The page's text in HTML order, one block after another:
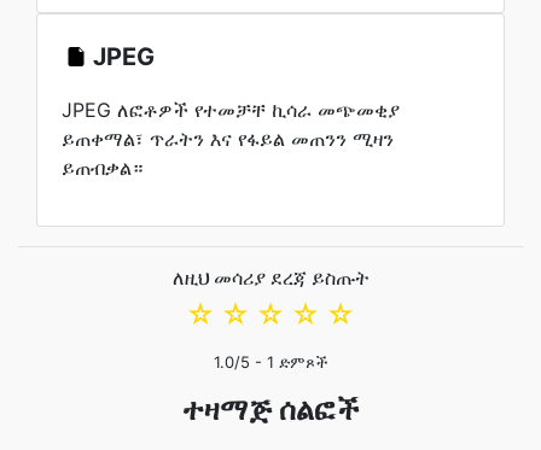
JPEG
JPEG ለፎቶዎች የተመቻቸ ኪሳራ መጭመቂያ
ይጠቀማል፣ ጥራትን እና የፋይል መጠንን ሚዛን
ይጠብቃል።
ለዚህ መሳሪያ ደረጃ ይስጡት
☆
☆
☆
☆
☆
1.0/5 - 1 ድምጾች
ተዛማጅ ሰልፎች